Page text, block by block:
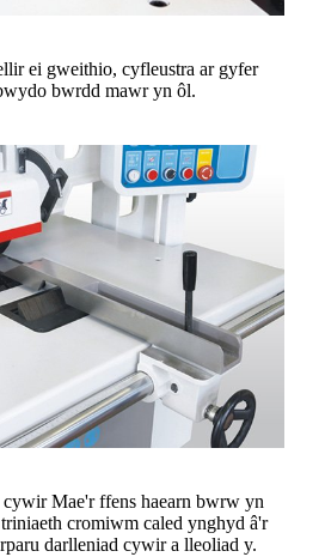
ei gweithio, cyfleustra ar gyfer
bwrdd mawr yn ôl.
cywir Mae'r ffens haearn bwrw yn
cromiwm caled ynghyd â'r
darlleniad cywir a lleoliad y.